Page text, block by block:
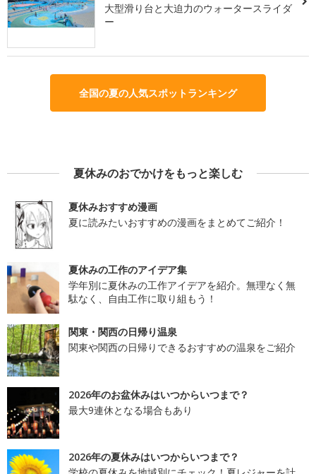
大型滑り台と大迫力のウォータースライダ
ー
全国の夏の人気スポットランキング
夏休みのおでかけをもっと楽しむ
夏休みおすすめ漫画
夏に読みたいおすすめの漫画をまとめてご紹介！
夏休みの工作のアイデア集
学年別に夏休みの工作アイデアを紹介。無理なく無
駄なく、自由工作に取り組もう！
関東・関西の日帰り温泉
関東や関西の日帰りできるおすすめの温泉をご紹介
2026年のお盆休みはいつからいつまで？
最大9連休となる場合もあり
2026年の夏休みはいつからいつまで？